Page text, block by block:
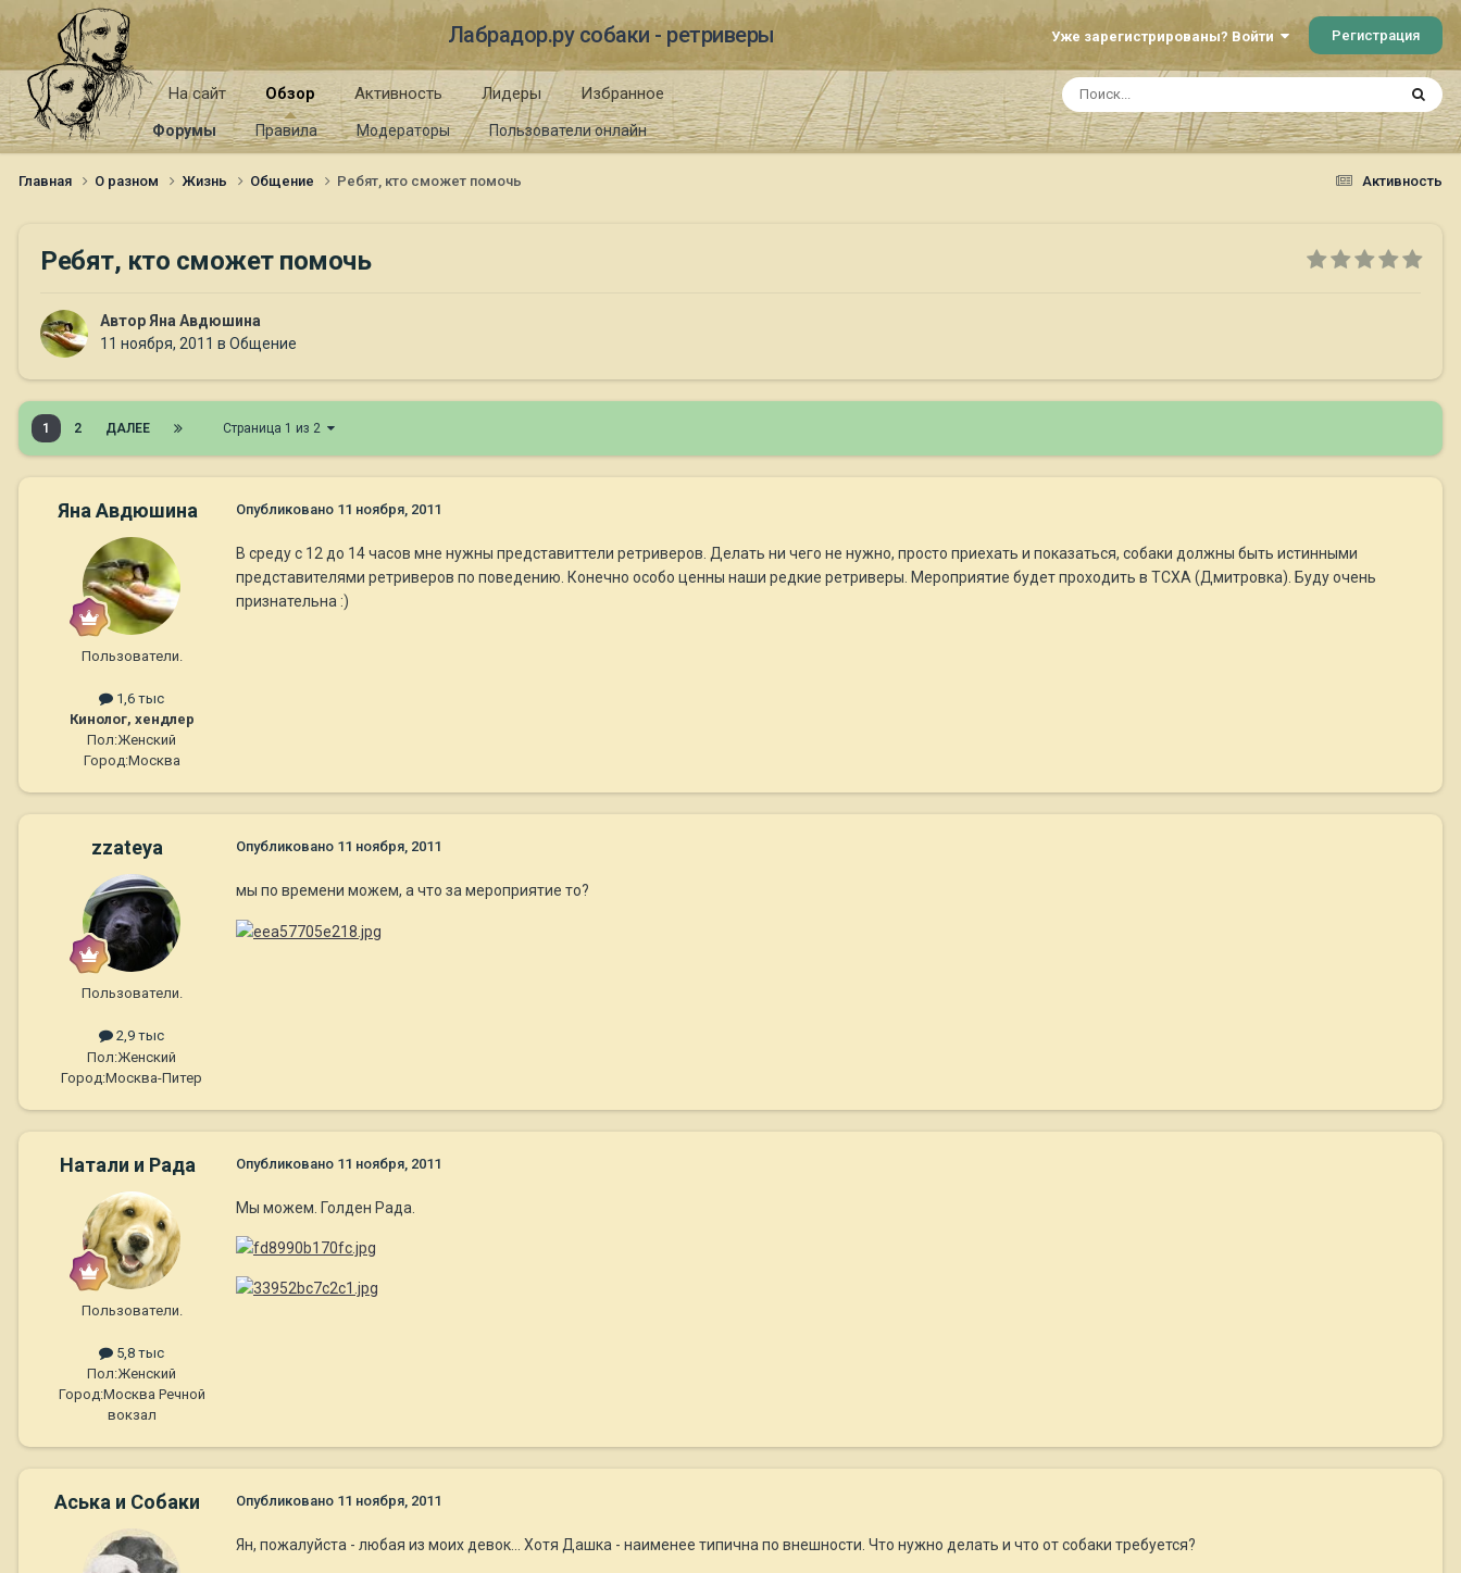
Лабрадор.ру собаки - ретриверы Уже зарегистрированы? Войти Регистрация
На сайт Обзор
Форумы Правила Модераторы Пользователи онлайн
Активность Лидеры Избранное
Активность
Главная О разном Жизнь Общение Ребят, кто сможет помочь
Ребят, кто сможет помочь
Автор Яна Авдюшина
11 ноября, 2011 в Общение
1 2 ДАЛЕЕ Страница 1 из 2
Яна Авдюшина
Пользователи.
1,6 тыс
Кинолог, хендлер
Пол:Женский
Город:Москва
Опубликовано 11 ноября, 2011
В среду с 12 до 14 часов мне нужны представиттели ретриверов. Делать ни чего не нужно, просто приехать и показаться, собаки должны быть истинными
представителями ретриверов по поведению. Конечно особо ценны наши редкие ретриверы. Мероприятие будет проходить в ТСХА (Дмитровка). Буду очень
признательна :)
zzateya
Пользователи.
2,9 тыс
Пол:Женский
Город:Москва-Питер
Опубликовано 11 ноября, 2011
мы по времени можем, а что за мероприятие то?
Натали и Рада
Пользователи.
5,8 тыс
Пол:Женский
Город:Москва Речной
вокзал
Опубликовано 11 ноября, 2011
Мы можем. Голден Рада.
Аська и Собаки Опубликовано 11 ноября, 2011
Ян, пожалуйста - любая из моих девок... Хотя Дашка - наименее типична по внешности. Что нужно делать и что от собаки требуется?